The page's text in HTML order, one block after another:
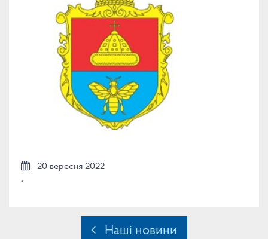
20 вересня 2022
.
Наші новини